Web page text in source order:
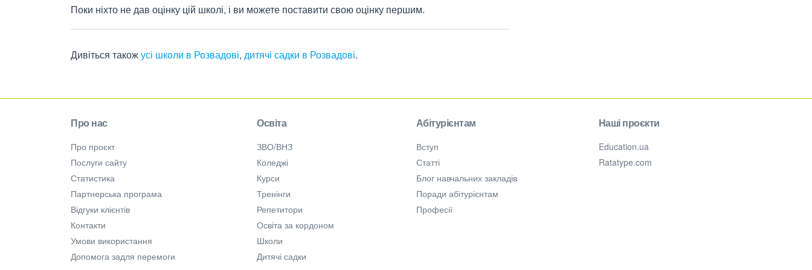
Поки ніхто не дав оцінку цій школі, і ви можете поставити свою оцінку першим.
Дивіться такожусі школи в Розвадові, дитячі садки в Розвадові.
Про нас
Про проєкт
Послуги сайту
Статистика
Партнерська програма
Відгуки клієнтів
Контакти
Умови використання
Допомога задля перемоги
Освіта
ЗВО/ВНЗ
Коледжі
Курси
Тренінги
Репетитори
Освіта за кордоном
Школи
Дитячі садки
Абітурієнтам
Вступ
Статті
Блог навчальних закладів
Поради абітурієнтам
Професії
Наші проєкти
Education.ua
Ratatype.com